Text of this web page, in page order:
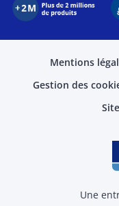
Mentions
Gestion des
Une